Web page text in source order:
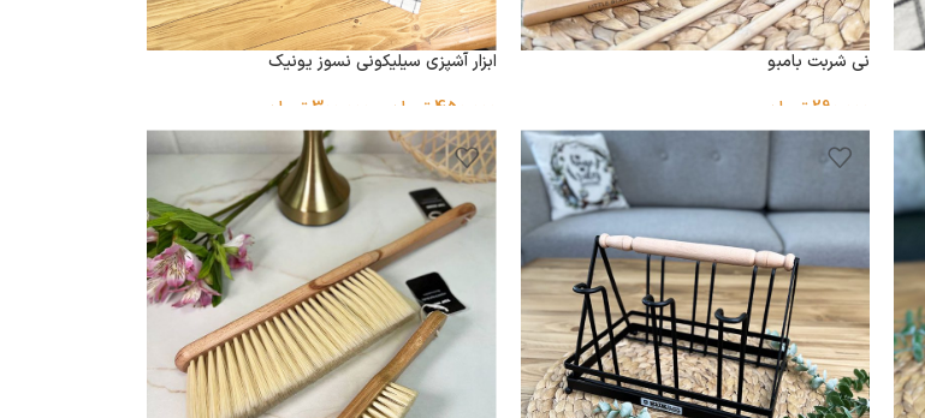
نی شربت بامبو
290,000تومان
ابزار آشپزی سیلیکونی نسوز یونیک
450,000 تومان 300,000 تومان